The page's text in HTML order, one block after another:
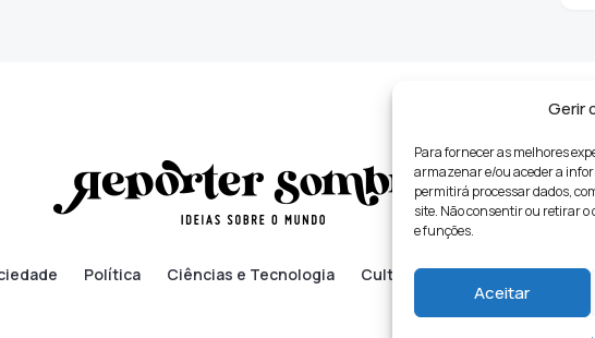
Gerir
Para fornecer as melhores
armazenar e/ou aceder a
permitirá processar dados,
site. Não consentir ou retirar
e funções.
Aceitar
Política Ciências e Tecnologia Cultura Lifestyle